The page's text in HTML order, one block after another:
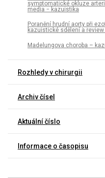
symptomatické okluze
media − kazuistika
Poranění hrudní aorty při
kazuistické sdělení a
Madelungova choroba –
Rozhledy v chirurgii
Archiv čísel
Aktuální číslo
Informace o časopisu